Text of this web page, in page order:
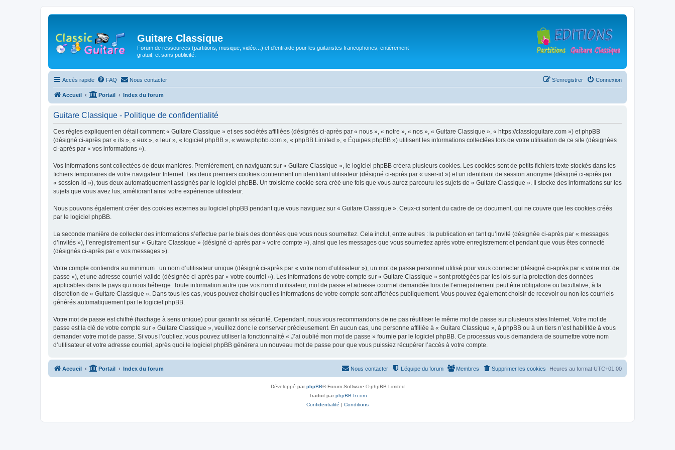
Guitare Classique
Forum de ressources (partitions, musique, vidéo…) et d'entraide pour les guitaristes francophones, entièrement
gratuit, et sans publicité.
Accès rapide FAQ Nous contacter Connexion
S’enregistrer
Accueil Portail Index du forum
Guitare Classique - Politique de confidentialité
Ces règles expliquent en détail comment « Guitare Classique » et ses sociétés affiliées (désignés ci-après par « nous », « notre », « nos », « Guitare Classique », « https://classicguitare.com ») et phpBB
(désigné ci-après par « ils », « eux », « leur », « logiciel phpBB », « www.phpbb.com », « phpBB Limited », « Équipes phpBB ») utilisent les informations collectées lors de votre utilisation de ce site (désignées
ci-après par « vos informations »).
Vos informations sont collectées de deux manières. Premièrement, en naviguant sur « Guitare Classique », le logiciel phpBB créera plusieurs cookies. Les cookies sont de petits fichiers texte stockés dans les
fichiers temporaires de votre navigateur Internet. Les deux premiers cookies contiennent un identifiant utilisateur (désigné ci-après par « user-id ») et un identifiant de session anonyme (désigné ci-après par
« session-id »), tous deux automatiquement assignés par le logiciel phpBB. Un troisième cookie sera créé une fois que vous aurez parcouru les sujets de « Guitare Classique ». Il stocke des informations sur les
sujets que vous avez lus, améliorant ainsi votre expérience utilisateur.
Nous pouvons également créer des cookies externes au logiciel phpBB pendant que vous naviguez sur « Guitare Classique ». Ceux-ci sortent du cadre de ce document, qui ne couvre que les cookies créés
par le logiciel phpBB.
La seconde manière de collecter des informations s’effectue par le biais des données que vous nous soumettez. Cela inclut, entre autres : la publication en tant qu’invité (désignée ci-après par « messages
d’invités »), l’enregistrement sur « Guitare Classique » (désigné ci-après par « votre compte »), ainsi que les messages que vous soumettez après votre enregistrement et pendant que vous êtes connecté
(désignés ci-après par « vos messages »).
Votre compte contiendra au minimum : un nom d’utilisateur unique (désigné ci-après par « votre nom d’utilisateur »), un mot de passe personnel utilisé pour vous connecter (désigné ci-après par « votre mot de
passe »), et une adresse courriel valide (désignée ci-après par « votre courriel »). Les informations de votre compte sur « Guitare Classique » sont protégées par les lois sur la protection des données
applicables dans le pays qui nous héberge. Toute information autre que vos nom d’utilisateur, mot de passe et adresse courriel demandée lors de l’enregistrement peut être obligatoire ou facultative, à la
discrétion de « Guitare Classique ». Dans tous les cas, vous pouvez choisir quelles informations de votre compte sont affichées publiquement. Vous pouvez également choisir de recevoir ou non les courriels
générés automatiquement par le logiciel phpBB.
Votre mot de passe est chiffré (hachage à sens unique) pour garantir sa sécurité. Cependant, nous vous recommandons de ne pas réutiliser le même mot de passe sur plusieurs sites Internet. Votre mot de
passe est la clé de votre compte sur « Guitare Classique », veuillez donc le conserver précieusement. En aucun cas, une personne affiliée à « Guitare Classique », à phpBB ou à un tiers n’est habilitée à vous
demander votre mot de passe. Si vous l’oubliez, vous pouvez utiliser la fonctionnalité « J’ai oublié mon mot de passe » fournie par le logiciel phpBB. Ce processus vous demandera de soumettre votre nom
d’utilisateur et votre adresse courriel, après quoi le logiciel phpBB générera un nouveau mot de passe pour que vous puissiez récupérer l’accès à votre compte.
Accueil Portail Index du forum Heures au format UTC+01:00
Supprimer les cookies
Membres
L’équipe du forum
Nous contacter
Développé parphpBB® Forum Software © phpBB Limited
Traduit parphpBB-fr.com
Confidentialité | Conditions